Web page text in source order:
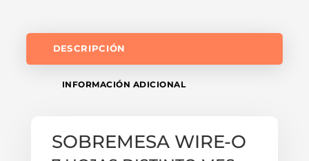
DESCRIPCIÓN
INFORMACIÓN ADICIONAL
SOBREMESA WIRE-O